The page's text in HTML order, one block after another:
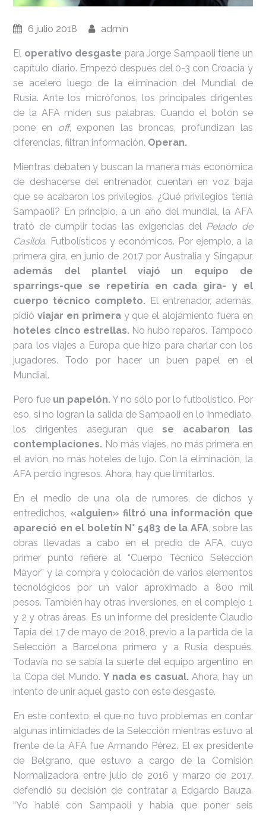
6 julio 2018 admin
El operativo desgaste para Jorge Sampaoli tiene un
capítulo diario. Empezó después del 0-3 con Croacia y
se aceleró luego de la eliminación del Mundial de
Rusia. Ante los micrófonos, los principales dirigentes
de la AFA miden sus palabras. Cuando el botón se
pone en off, exponen las broncas, profundizan las
diferencias, filtran información. Operan.
Mientras debaten y buscan la manera más económica
de deshacerse del entrenador, cuentan en voz baja
que se acabaron los privilegios. ¿Qué privilegios tenía
Sampaoli? En principio, a un año del mundial, la AFA
trató de cumplir todas las exigencias del Pelado de
Casilda. Futbolísticos y económicos. Por ejemplo, a la
primera gira, en junio de 2017 por Australia y Singapur,
además del plantel viajó un equipo de
sparrings-que se repetiría en cada gira- y el
cuerpo técnico completo. El entrenador, además,
pidióviajar en primera y que el alojamiento fuera en
hoteles cinco estrellas. No hubo reparos. Tampoco
para los viajes a Europa que hizo para charlar con los
jugadores. Todo por hacer un buen papel en el
Mundial.
Pero fue un papelón. Y no sólo por lo futbolístico. Por
eso, si no logran la salida de Sampaoli en lo inmediato,
los dirigentes aseguran que se acabaron las
contemplaciones. No más viajes, no más primera en
el avión, no más hoteles de lujo. Con la eliminación, la
AFA perdió ingresos. Ahora, hay que limitarlos.
En el medio de una ola de rumores, de dichos y
entredichos, «alguien» filtró una información que
apareció en el boletín N° 5483 de la AFA, sobre las
obras llevadas a cabo en el predio de AFA, cuyo
primer punto refiere al “Cuerpo Técnico Selección
Mayor” y la compra y colocación de varios elementos
tecnológicos por un valor aproximado a 800 mil
pesos. También hay otras inversiones, en el complejo 1
y 2 y otras áreas. Es un informe del presidente Claudio
Tapia del 17 de mayo de 2018, previo a la partida de la
Selección a Barcelona primero y a Rusia después.
Todavía no se sabía la suerte del equipo argentino en
la Copa del Mundo.Y nada es casual.Ahora, hay un
intento de unir aquel gasto con este desgaste.
En este contexto, el que no tuvo problemas en contar
algunas intimidades de la Selección mientras estuvo al
frente de la AFA fue Armando Pérez. El ex presidente
de Belgrano, que estuvo a cargo de la Comisión
Normalizadora entre julio de 2016 y marzo de 2017,
defendió su decisión de contratar a Edgardo Bauza.
“Yo hablé con Sampaoli y había que poner seis